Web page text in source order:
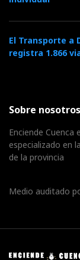
El Transporte a
registra 1.866
Sobre nosotros
Enciende
especializado en
de la provincia
Medio auditado